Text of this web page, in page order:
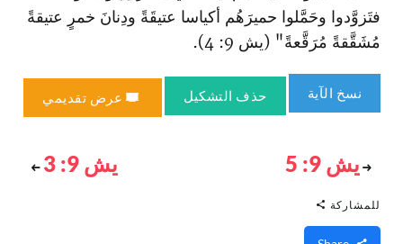
فتَزوَّدوا وحَمَّلوا حميرَهُم أكياسا عتيقَةً ودِنانَ خمرٍ عتيقةً
مُشَقَّقةً مُرَقَّعةً" (يش 9: 4).
نسخ الآية حذف التشكيل عرض تقديمي
يش 9: 5 يش 9: 3
للمشاركة